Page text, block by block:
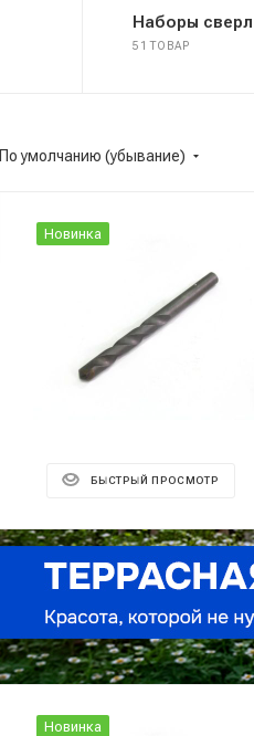
Наборы сверл
51 ТОВАР
По умолчанию (убывание)
Новинка
БЫСТРЫЙ ПРОСМОТР
Новинка